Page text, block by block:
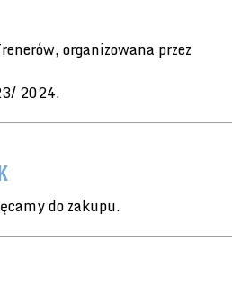
organizowana przez
2024.
do zakupu.